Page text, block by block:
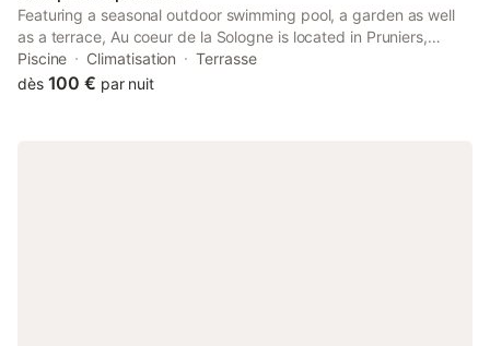
Featuring a seasonal outdoor swimming pool, a garden as well
as a terrace, Au coeur de la Sologne is located in Pruniers,
within 23 km of Chateau de Valencay and 31 km of Château de
Cheverny.
Piscine Climatisation
Terrasse
dès 100 € par nuit